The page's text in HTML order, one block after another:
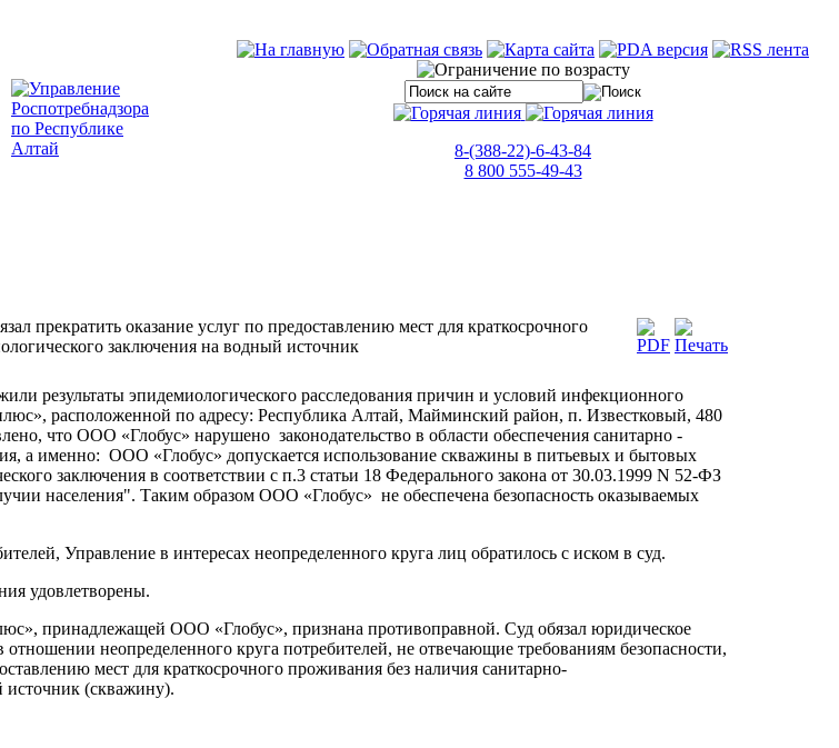
8-(388-22)-6-43-84
8 800 555-49-43
прекратить оказание услуг по предоставлению мест для краткосрочного
заключения на водный источник
результаты эпидемиологического расследования причин и условий инфекционного
плюс», расположенной по адресу: Республика Алтай, Майминский район, п. Известковый, 480
что ООО «Глобус» нарушено законодательство в области обеспечения санитарно -
а именно: ООО «Глобус» допускается использование скважины в питьевых и бытовых
заключения в соответствии с п.3 статьи 18 Федерального закона от 30.03.1999 N 52-ФЗ
населения". Таким образом ООО «Глобус» не обеспечена безопасность оказываемых
Управление в интересах неопределенного круга лиц обратилось с иском в суд.
удовлетворены.
принадлежащей ООО «Глобус», признана противоправной. Суд обязал юридическое
неопределенного круга потребителей, не отвечающие требованиям безопасности,
мест для краткосрочного проживания без наличия санитарно-
источник (скважину).